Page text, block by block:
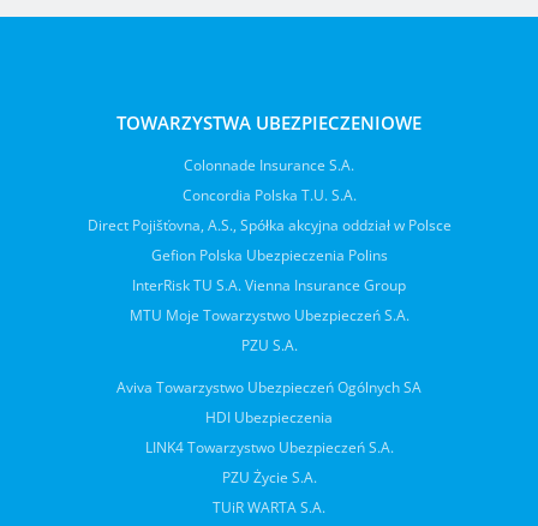
TOWARZYSTWA UBEZPIECZENIOWE
Colonnade Insurance S.A.
Concordia Polska T.U. S.A.
Direct Pojišťovna, A.S., Spółka akcyjna oddział w Polsce
Gefion Polska Ubezpieczenia Polins
InterRisk TU S.A. Vienna Insurance Group
MTU Moje Towarzystwo Ubezpieczeń S.A.
PZU S.A.
Aviva Towarzystwo Ubezpieczeń Ogólnych SA
HDI Ubezpieczenia
LINK4 Towarzystwo Ubezpieczeń S.A.
PZU Życie S.A.
TUiR WARTA S.A.